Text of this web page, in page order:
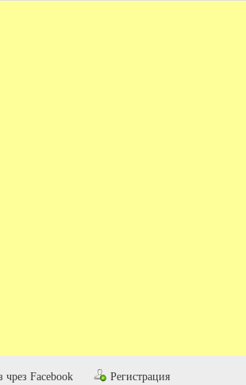
чрез Facebook Регистрация